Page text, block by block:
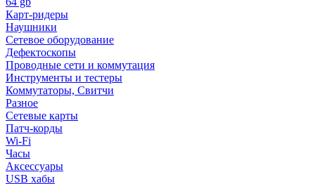
Карт-ридеры
Наушники
Сетевое оборудование
Дефектоскопы
Проводные сети и коммутация
Инструменты и тестеры
Коммутаторы, Свитчи
Разное
Сетевые карты
Патч-корды
Wi-Fi
Часы
Аксессуары
USB хабы